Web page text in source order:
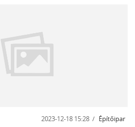
2023-12-18 15:28 Építőipar